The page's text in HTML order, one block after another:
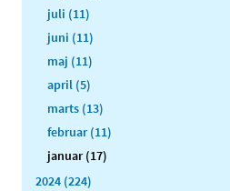
juli (11)
juni (11)
maj (11)
april (5)
marts (13)
februar (11)
januar (17)
2024 (224)